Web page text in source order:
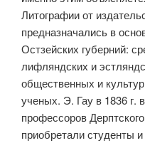
Литографии от
предназначались в
Остзейских губерний:
лифляндских и
общественных и
ученых. Э. Гау в 1836 г.
профессоров
приобретали студенты